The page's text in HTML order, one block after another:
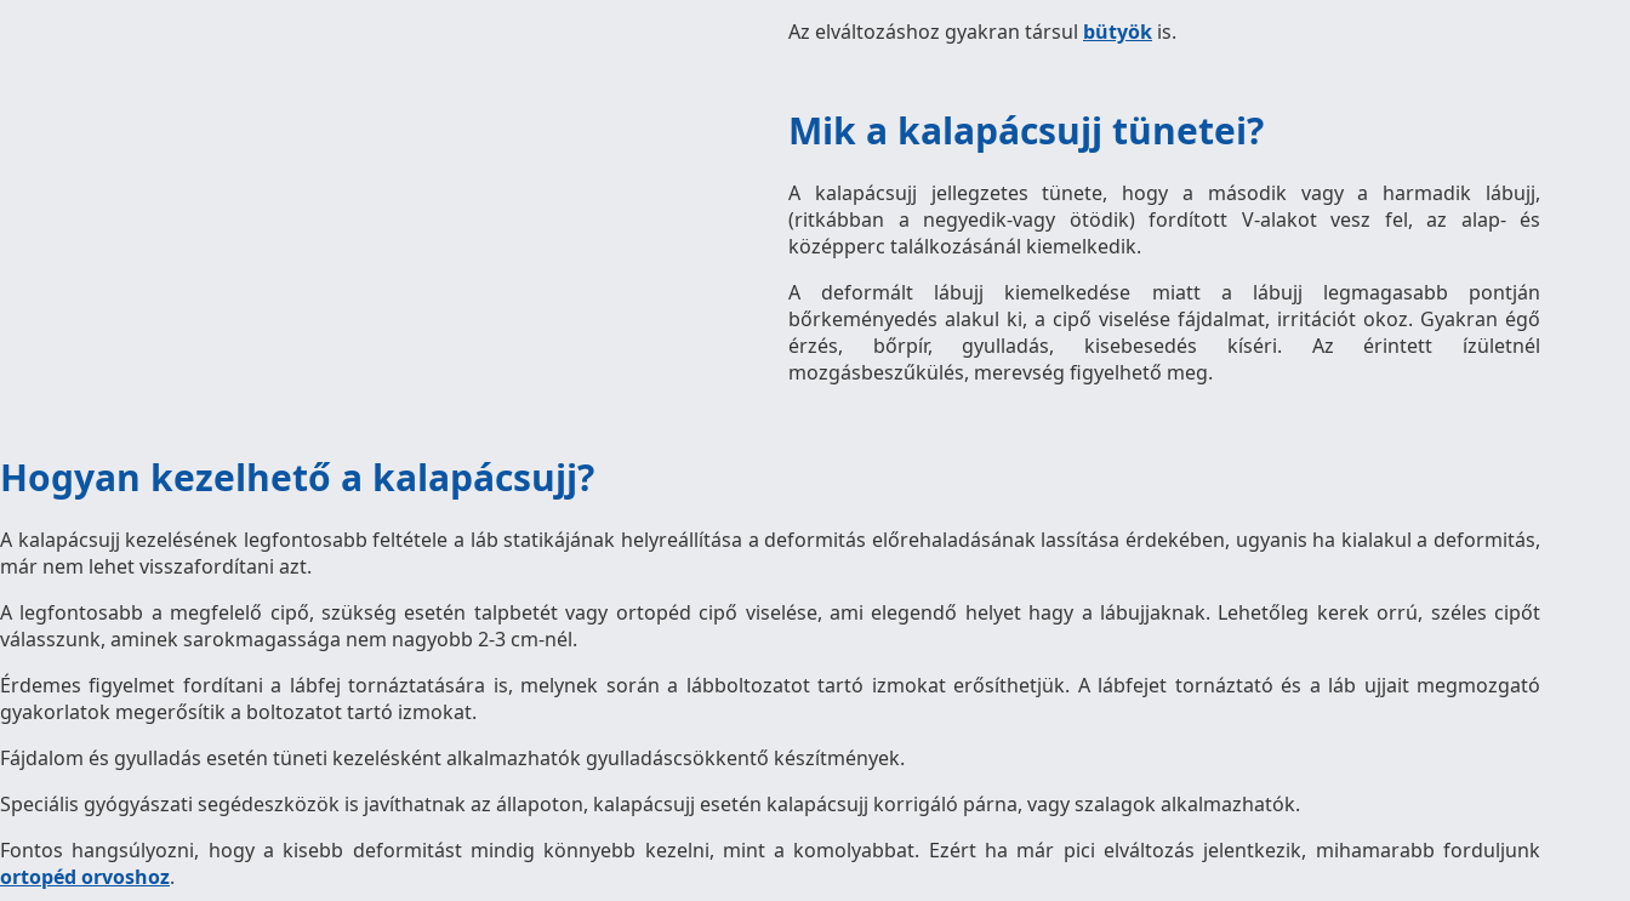
Az elváltozáshoz gyakran társul bütyök is.
Mik a kalapácsujj tünetei?
A kalapácsujj jellegzetes tünete, hogy a második vagy a harmadik lábujj,
(ritkábban a negyedik-vagy ötödik) fordított V-alakot vesz fel, az alap- és
középperc találkozásánál kiemelkedik.
A deformált lábujj kiemelkedése miatt a lábujj legmagasabb pontján
bőrkeményedés alakul ki, a cipő viselése fájdalmat, irritációt okoz. Gyakran égő
érzés, bőrpír, gyulladás, kisebesedés kíséri. Az érintett ízületnél
mozgásbeszűkülés, merevség figyelhető meg.
Hogyan kezelhető a kalapácsujj?
A kalapácsujj kezelésének legfontosabb feltétele a láb statikájának helyreállítása a deformitás előrehaladásának lassítása érdekében, ugyanis ha kialakul a deformitás,
már nem lehet visszafordítani azt.
A legfontosabb a megfelelő cipő, szükség esetén talpbetét vagy ortopéd cipő viselése, ami elegendő helyet hagy a lábujjaknak. Lehetőleg kerek orrú, széles cipőt
válasszunk, aminek sarokmagassága nem nagyobb 2-3 cm-nél.
Érdemes figyelmet fordítani a lábfej tornáztatására is, melynek során a lábboltozatot tartó izmokat erősíthetjük. A lábfejet tornáztató és a láb ujjait megmozgató
gyakorlatok megerősítik a boltozatot tartó izmokat.
Fájdalom és gyulladás esetén tüneti kezelésként alkalmazhatók gyulladáscsökkentő készítmények.
Speciális gyógyászati segédeszközök is javíthatnak az állapoton, kalapácsujj esetén kalapácsujj korrigáló párna, vagy szalagok alkalmazhatók.
Fontos hangsúlyozni, hogy a kisebb deformitást mindig könnyebb kezelni, mint a komolyabbat. Ezért ha már pici elváltozás jelentkezik, mihamarabb forduljunk
ortopéd orvoshoz.